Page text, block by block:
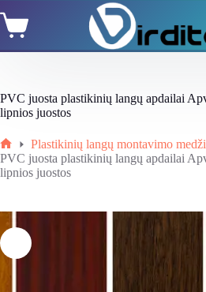
to
content
Shopping
cart
PVC juosta plastikinių langų apdailai
lipnios juostos
Home
Plastikinių langų montavimo
PVC juosta plastikinių langų apdailai
lipnios juostos